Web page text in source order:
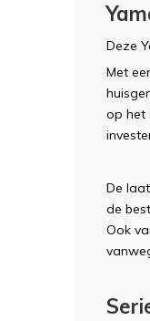
Deze
Met
op het
De
de
Ook